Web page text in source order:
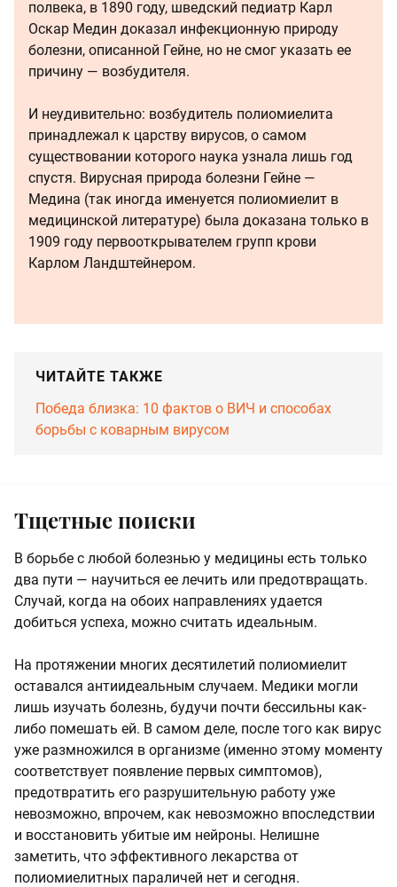
полвека, в 1890 году, шведский педиатр Карл
Оскар Медин доказал инфекционную природу
болезни, описанной Гейне, но не смог указать ее
причину — возбудителя.
И неудивительно: возбудитель полиомиелита
принадлежал к царству вирусов, о самом
существовании которого наука узнала лишь год
спустя. Вирусная природа болезни Гейне —
Медина (так иногда именуется полиомиелит в
медицинской литературе) была доказана только в
1909 году первооткрывателем групп крови
Карлом Ландштейнером.
ЧИТАЙТЕ ТАКЖЕ
Победа близка: 10 фактов о ВИЧ и способах
борьбы с коварным вирусом
Тщетные поиски
В борьбе с любой болезнью у медицины есть только
два пути — научиться ее лечить или предотвращать.
Случай, когда на обоих направлениях удается
добиться успеха, можно считать идеальным.
На протяжении многих десятилетий полиомиелит
оставался антиидеальным случаем. Медики могли
лишь изучать болезнь, будучи почти бессильны как-
либо помешать ей. В самом деле, после того как вирус
уже размножился в организме (именно этому моменту
соответствует появление первых симптомов),
предотвратить его разрушительную работу уже
невозможно, впрочем, как невозможно впоследствии
и восстановить убитые им нейроны. Нелишне
заметить, что эффективного лекарства от
полиомиелитных параличей нет и сегодня.